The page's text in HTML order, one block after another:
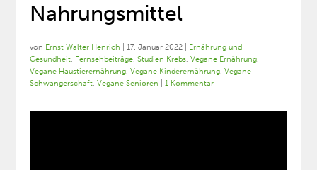
Nahrungsmittel
von Ernst Walter Henrich |17. Januar 2022
Ernährung und
Gesundheit, Fernsehbeiträge,Studien Krebs,Vegane Ernährung,
Vegane Haustierernährung,Vegane Kinderernährung,Vegane
Schwangerschaft,Vegane Senioren |1 Kommentar